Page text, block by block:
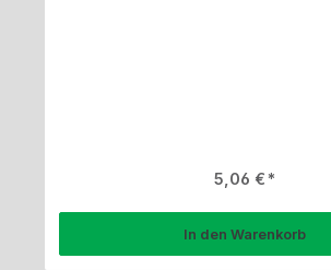
Regulärer Preis:
5,06 €
In den Warenkorb